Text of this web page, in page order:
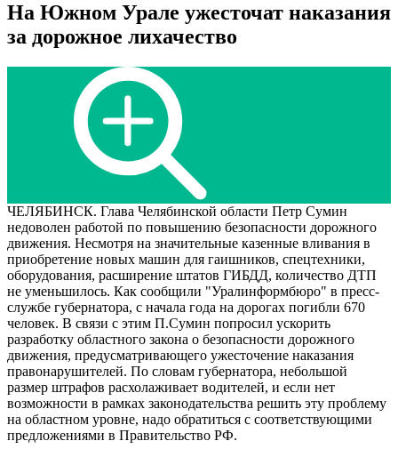
На Южном Урале ужесточат наказания
за дорожное лихачество
ЧЕЛЯБИНСК. Глава Челябинской области Петр Сумин
недоволен работой по повышению безопасности дорожного
движения. Несмотря на значительные казенные вливания в
приобретение новых машин для гаишников, спецтехники,
оборудования, расширение штатов ГИБДД, количество ДТП
не уменьшилось. Как сообщили "Уралинформбюро" в пресс-
службе губернатора, с начала года на дорогах погибли 670
человек. В связи с этим П.Сумин попросил ускорить
разработку областного закона о безопасности дорожного
движения, предусматривающего ужесточение наказания
правонарушителей. По словам губернатора, небольшой
размер штрафов расхолаживает водителей, и если нет
возможности в рамках законодательства решить эту проблему
на областном уровне, надо обратиться с соответствующими
предложениями в Правительство РФ.